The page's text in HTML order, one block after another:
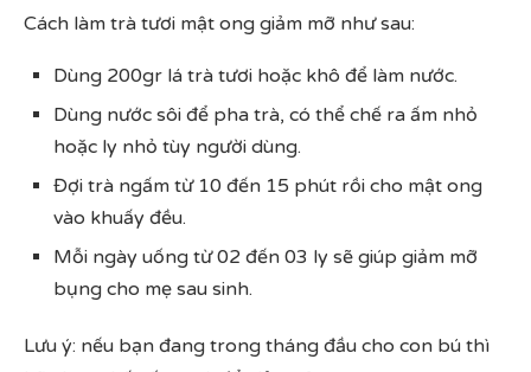
Cách làm trà tươi mật ong giảm mỡ như sau:
Dùng 200gr lá trà tươi hoặc khô để làm nước.
Dùng nước sôi để pha trà, có thể chế ra ấm nhỏ
hoặc ly nhỏ tùy người dùng.
Đợi trà ngấm từ 10 đến 15 phút rồi cho mật ong
vào khuấy đều.
Mỗi ngày uống từ 02 đến 03 ly sẽ giúp giảm mỡ
bụng cho mẹ sau sinh.
Lưu ý: nếu bạn đang trong tháng đầu cho con bú thì